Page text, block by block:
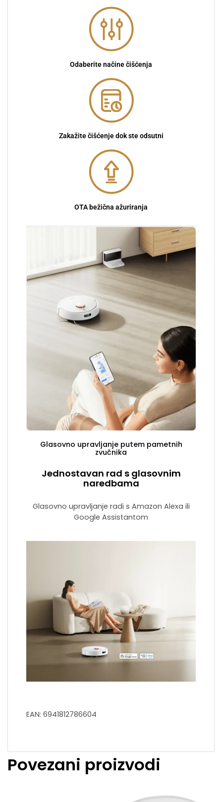
Odaberite načine čišćenja
Zakažite čišćenje dok ste odsutni
OTA bežična ažuriranja
Glasovno upravljanje putem pametnih
zvučnika
Jednostavan rad s glasovnim
naredbama
Glasovno upravljanje radi s Amazon Alexa ili
Google Assistantom
EAN: 6941812786604
Povezani proizvodi